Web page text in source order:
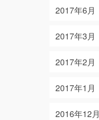
2017年6月
2017年3月
2017年2月
2017年1月
2016年12月